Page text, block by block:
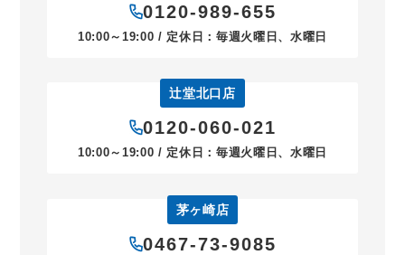
0120-989-655
10:00～19:00 / 定休日：毎週火曜日、水曜日
辻堂北口店
0120-060-021
10:00～19:00 / 定休日：毎週火曜日、水曜日
茅ヶ崎店
0467-73-9085